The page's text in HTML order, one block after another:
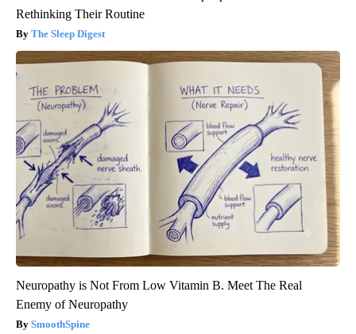
Rethinking Their Routine
The Sleep Digest
Neuropathy is Not From Low Vitamin B. Meet The Real
Enemy of Neuropathy
SmoothSpine